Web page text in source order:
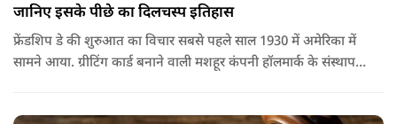
जानिए इसके पीछे का दिलचस्प इतिहास
फ्रेंडशिप डे की शुरुआत का विचार सबसे पहले साल 1930 में अमेरिका में
सामने आया. ग्रीटिंग कार्ड बनाने वाली मशहूर कंपनी हॉलमार्क के संस्थापक